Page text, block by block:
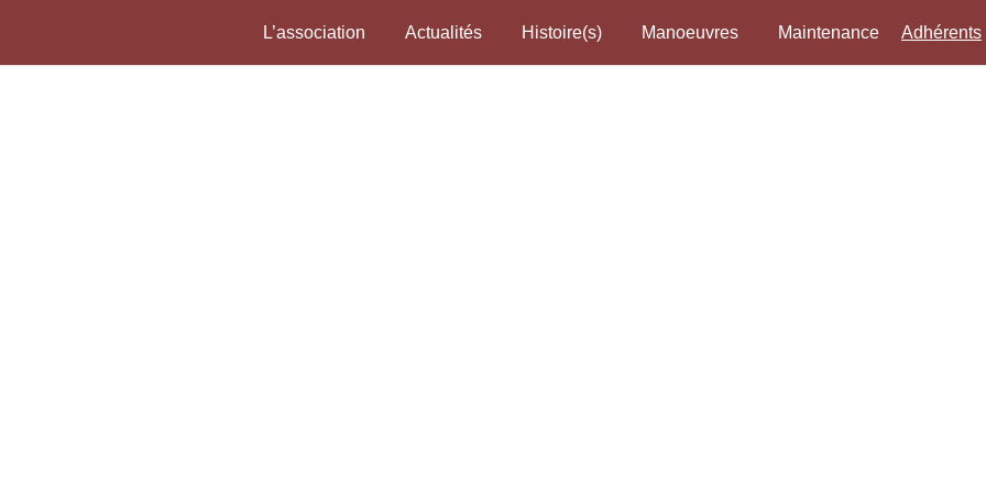
L’association Actualités Histoire(s) Manoeuvres Maintenance Adhérents